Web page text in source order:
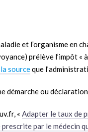
et l’organisme en
prélève l’impôt
sourceque
démarche ou
« Adapter le taux de
par le médecin